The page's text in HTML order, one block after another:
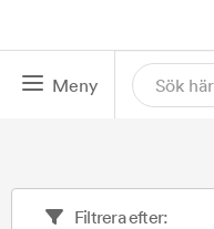
Meny
Filtrera efter: